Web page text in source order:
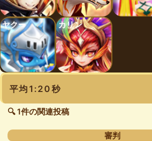
ヤクー カリン
平均1:20秒
🔍 1件の関連投稿
審判